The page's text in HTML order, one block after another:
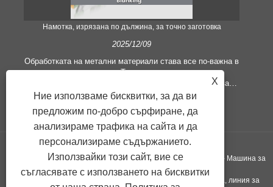
Намотка, изрязана по дължина, за точно заготовка
2025/12/09
Обработката на метални материали става все по-важна в
строителния сектор. Технологичното развитие и
променящите се очаквания на клиентите принуждават
компаниите да отговарят на все по-високи
производствени критерии и изисквания за качество.
Конвенционалните техники за ръчна обработка не са по-
адекватни, за да задоволят нуждите на съвременната
индустрия, особено в търсенето на голяма точност и
ефективност. Следователно линията за рязане на рулони
по дължина се появи като оборудване за обработка на
рулони.
Copyright ©GUANGZHOU KINGREAL MACHINERY CO., LTD.， - Машина за
рязане на рулони, машина за рязане на рулони по дължина, линия за
X
Ние използваме бисквитки, за да ви
предложим по-добро сърфиране, да
анализираме трафика на сайта и да
персонализираме съдържанието.
Използвайки този сайт, вие се
съгласявате с използването на бисквитки